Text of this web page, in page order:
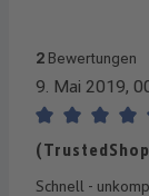
2 Bewertungen
9. Mai 2019,
Bewertung mit
Schnell -